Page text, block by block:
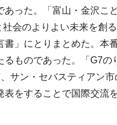
った。「富山・金沢こ
会のよりよい未来を創
」にとりまとめた。本
ものであった。「G7の
サン・セバスティアン
をすることで国際交流